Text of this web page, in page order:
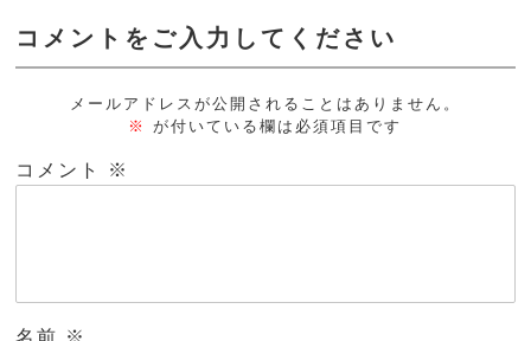
コメントをご入力してください
メールアドレスが公開されることはありません。
※
が付いている欄は必須項目です
コメント ※